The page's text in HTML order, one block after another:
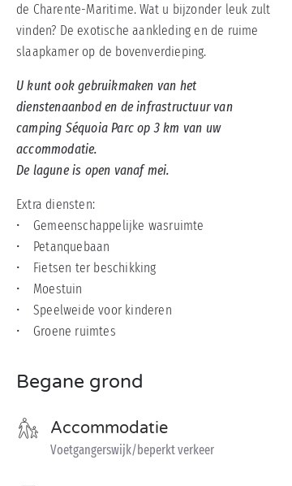
de Charente-Maritime. Wat u bijzonder leuk zult
vinden? De exotische aankleding en de ruime
slaapkamer op de bovenverdieping.
U kunt ook gebruikmaken van het
dienstenaanbod en de infrastructuur van
camping Séquoia Parc op 3 km van uw
accommodatie.
De lagune is open vanaf mei.
Extra diensten:
• Gemeenschappelijke wasruimte
• Petanquebaan
• Fietsen ter beschikking
• Moestuin
• Speelweide voor kinderen
• Groene ruimtes
Begane grond
Accommodatie
Voetgangerswijk/beperkt verkeer